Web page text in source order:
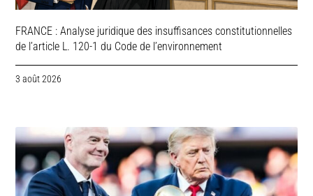
FRANCE : Analyse juridique des insuffisances constitutionnelles
de l’article L. 120-1 du Code de l’environnement
3 août 2026